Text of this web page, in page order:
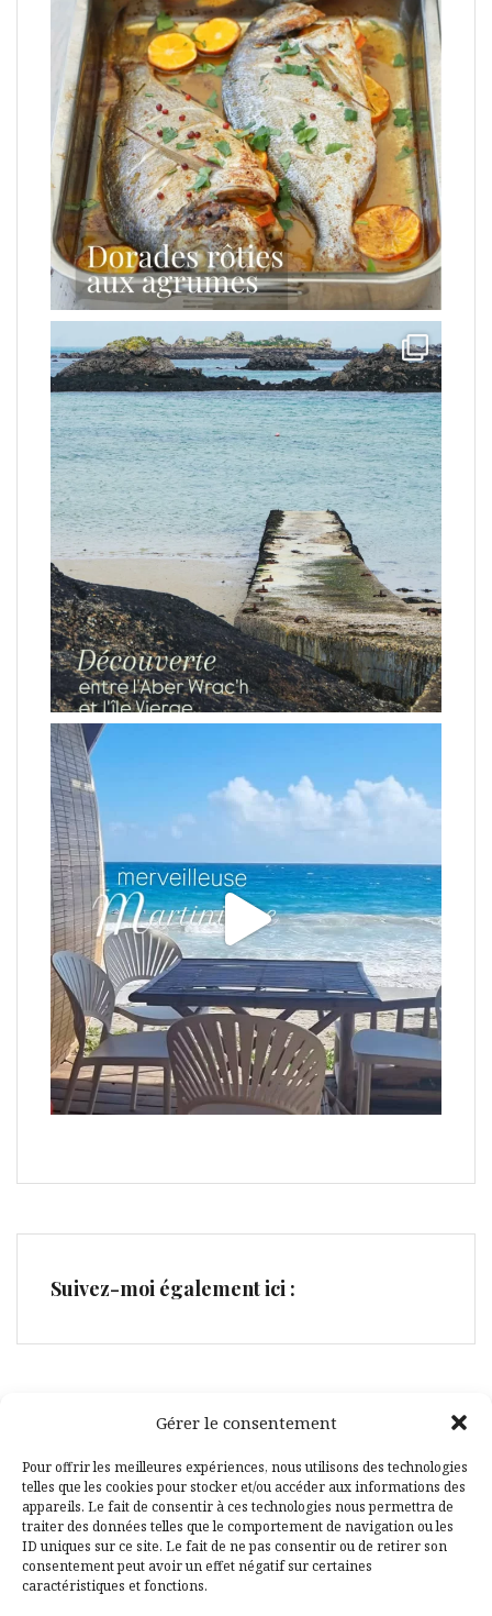
Gérer le consentement
Pour offrir les meilleures expériences, nous utilisons des technologies
telles que les cookies pour stocker et/ou accéder aux informations des
appareils. Le fait de consentir à ces technologies nous permettra de
traiter des données telles que le comportement de navigation ou les
ID uniques sur ce site. Le fait de ne pas consentir ou de retirer son
consentement peut avoir un effet négatif sur certaines
caractéristiques et fonctions.
Suivez-moi également ici :
Facebook
Pinterest